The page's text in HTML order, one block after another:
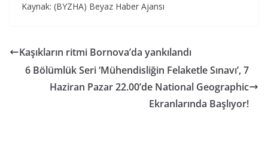
Kaynak: (BYZHA) Beyaz Haber Ajansı
Kaşıkların ritmi Bornova’da yankılandı
6 Bölümlük Seri ‘Mühendisliğin Felaketle Sınavı’, 7
Haziran Pazar 22.00’de National Geographic
Ekranlarında Başlıyor!